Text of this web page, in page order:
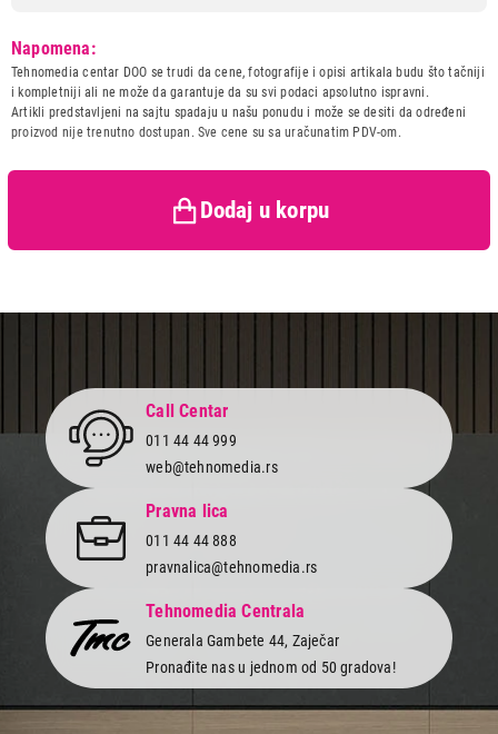
Naziv i vrsta robe:
SOKOVNIK
Uvoznik:
Gorenje doo
Zemlja porekla:
Kina
kupaca po osnovu zakona o
Napomena:
Tehnomedia centar DOO se trudi da cene, fotografije i opisi artikala budu što tačniji
i kompletniji ali ne može da garantuje da su svi podaci apsolutno ispravni.
Artikli predstavljeni na sajtu spadaju u našu ponudu i može se desiti da određeni
proizvod nije trenutno dostupan. Sve cene su sa uračunatim PDV-om.
Dodaj u korpu
SOKOVNICI
GORENJE JC 900 E
Proizvod je dodat u korpu.
Ukupno u korpi:0,00
Call Centar
011 44 44 999
web@tehnomedia.rs
Pravna lica
011 44 44 888
pravnalica@tehnomedia.rs
Tehnomedia Centrala
Generala Gambete 44, Zaječar
Pronađite nas u jednom od 50 gradova!